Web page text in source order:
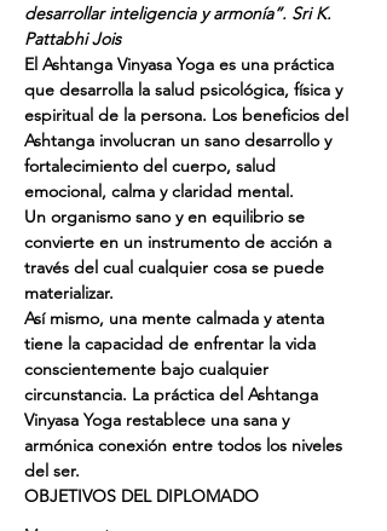
desarrollar inteligencia y armonía”. Sri K.
Pattabhi Jois
El Ashtanga Vinyasa Yoga es una práctica
que desarrolla la salud psicológica, física y
espiritual de la persona. Los beneficios del
Ashtanga involucran un sano desarrollo y
fortalecimiento del cuerpo, salud
emocional, calma y claridad mental.
Un organismo sano y en equilibrio se
convierte en un instrumento de acción a
través del cual cualquier cosa se puede
materializar.
Así mismo, una mente calmada y atenta
tiene la capacidad de enfrentar la vida
conscientemente bajo cualquier
circunstancia. La práctica del Ashtanga
Vinyasa Yoga restablece una sana y
armónica conexión entre todos los niveles
del ser.
OBJETIVOS DEL DIPLOMADO